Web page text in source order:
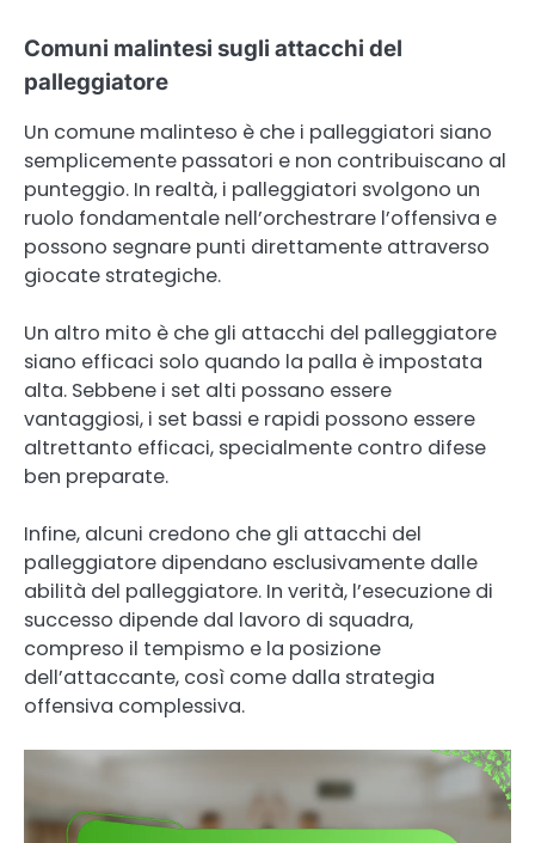
Comuni malintesi sugli attacchi del
palleggiatore
Un comune malinteso è che i palleggiatori siano
semplicemente passatori e non contribuiscano al
punteggio. In realtà, i palleggiatori svolgono un
ruolo fondamentale nell’orchestrare l’offensiva e
possono segnare punti direttamente attraverso
giocate strategiche.
Un altro mito è che gli attacchi del palleggiatore
siano efficaci solo quando la palla è impostata
alta. Sebbene i set alti possano essere
vantaggiosi, i set bassi e rapidi possono essere
altrettanto efficaci, specialmente contro difese
ben preparate.
Infine, alcuni credono che gli attacchi del
palleggiatore dipendano esclusivamente dalle
abilità del palleggiatore. In verità, l’esecuzione di
successo dipende dal lavoro di squadra,
compreso il tempismo e la posizione
dell’attaccante, così come dalla strategia
offensiva complessiva.